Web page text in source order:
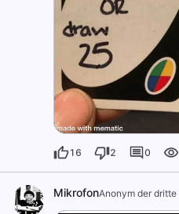
16 2 0
MikrofonAnonym der dritte